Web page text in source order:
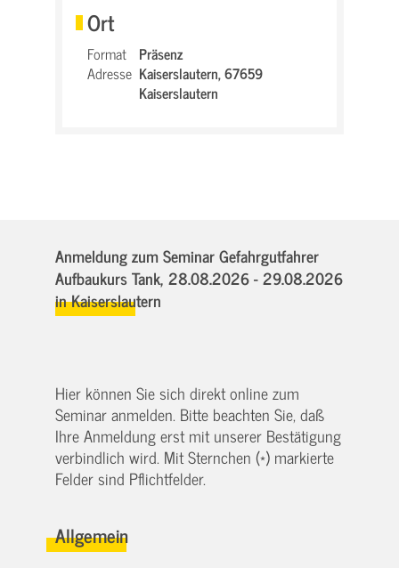
Ort
Format Präsenz
Adresse Kaiserslautern,67659
Kaiserslautern
Anmeldung zum Seminar Gefahrgutfahrer
Aufbaukurs Tank, 28.08.2026 - 29.08.2026
in Kaiserslautern
Hier können Sie sich direkt online zum
Seminar anmelden. Bitte beachten Sie, daß
Ihre Anmeldung erst mit unserer Bestätigung
verbindlich wird. Mit Sternchen (*) markierte
Felder sind Pflichtfelder.
Allgemein